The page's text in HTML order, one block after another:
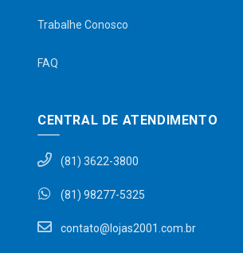
Trabalhe Conosco
FAQ
CENTRAL DE ATENDIMENTO
(81) 3622-3800
(81) 98277-5325
contato@lojas2001.com.br